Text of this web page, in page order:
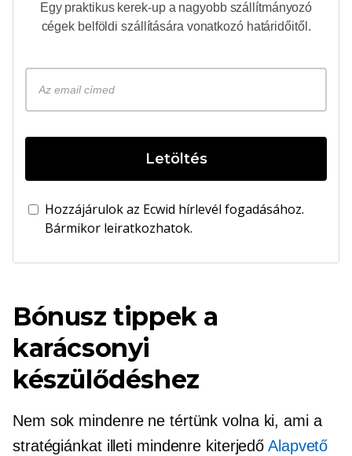
Egy praktikus kerek-upa nagyobb szállítmányozó
cégek belföldi szállítására vonatkozó határidőitől.
Letöltés
Hozzájárulok az Ecwid hírlevél fogadásához.
Bármikor leiratkozhatok.
Bónusz tippek a
karácsonyi
készülődéshez
Nem sok mindenre ne tértünk volna ki, ami a
stratégiánkat illeti mindenre kiterjedő Alapvető